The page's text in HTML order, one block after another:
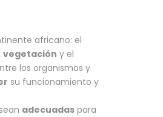
africano: el
vegetación y el
los organismos y
su funcionamiento y
sean adecuadas para